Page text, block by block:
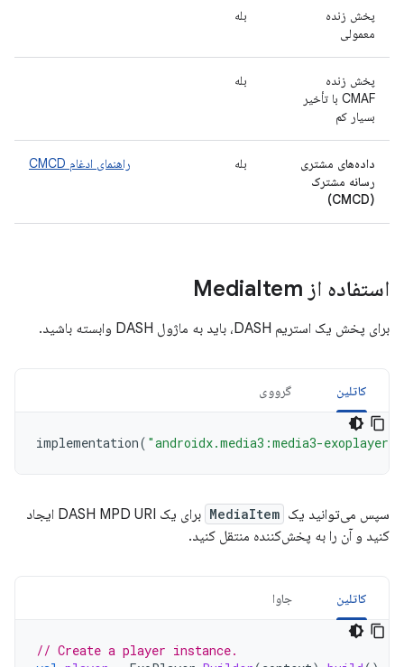
پخش زنده
معمولی
بله
پخش زنده
CMAF با تأخیر
بسیار کم
بله
داده‌های مشتری
رسانه مشترک
(CMCD)
بله راهنمای ادغام CMCD
استفاده از Media Item
برای پخش یک استریم DASH، باید به ماژول DASH وابسته باشید.
کاتلین گرووی
implementation( "androidx.media3:media3-exoplayer-
سپس می‌توانید یک MediaItem
برای یک DASH MPD URI ایجاد
کنید و آن را به پخش‌کننده منتقل کنید.
کاتلین جاوا
// Create a player instance.